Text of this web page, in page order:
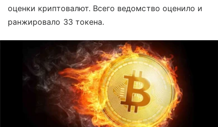
оценки криптовалют. Всего ведомство оценило и
ранжировало 33 токена.